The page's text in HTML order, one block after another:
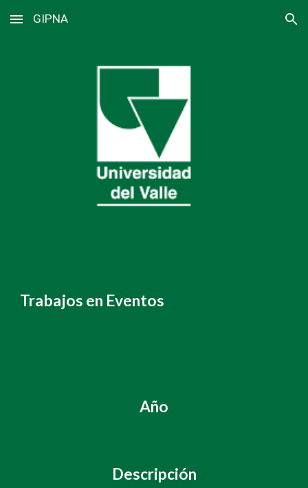
Skip to main content Skip to navigation
GIPNA
Trabajos en Eventos
Año
Descripción